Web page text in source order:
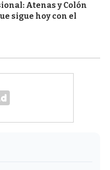
Atenas y Colón
sigue hoy con el